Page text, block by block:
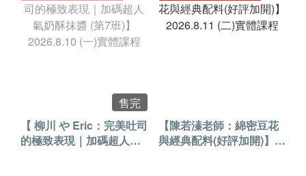
售完
【 柳川 や Eric：完美吐司
的極致表現｜加碼超人氣
【陳若溱老師：綿密豆花
與經典配料(好評加開)】